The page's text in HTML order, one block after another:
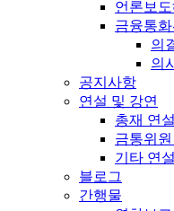
언론보
금융통
의
의
공지사항
연설 및 강연
총재 연
금통위
기타 연
블로그
간행물